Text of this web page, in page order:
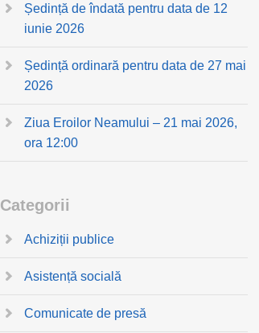
Ședință de îndată pentru data de 12
iunie 2026
Ședință ordinară pentru data de 27 mai
2026
Ziua Eroilor Neamului – 21 mai 2026,
ora 12:00
Categorii
Achiziții publice
Asistență socială
Comunicate de presă